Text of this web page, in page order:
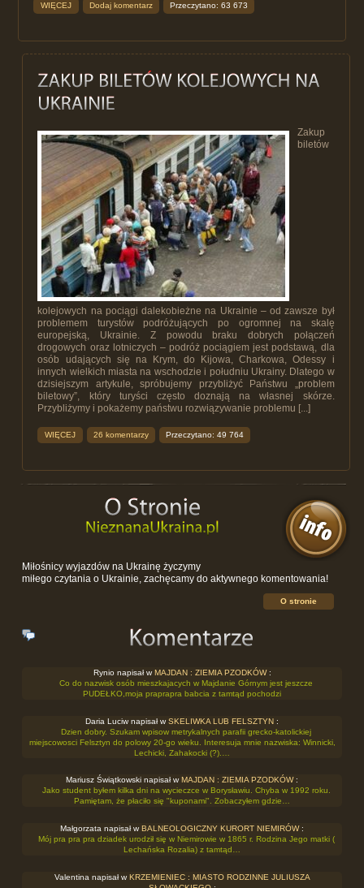
WIĘCEJ Dodaj komentarz Przeczytano: 63 673
Zakup
biletów
kolejowych na pociągi dalekobieżne na Ukrainie – od zawsze był
problemem turystów podróżujących po ogromnej na skalę
europejską, Ukrainie. Z powodu braku dobrych połączeń
drogowych oraz lotniczych – podróż pociągiem jest podstawą, dla
osób udających się na Krym, do Kijowa, Charkowa, Odessy i
innych wielkich miasta na wschodzie i południu Ukrainy. Dlatego w
dzisiejszym artykule, spróbujemy przybliżyć Państwu „problem
biletowy”, który turyści często doznają na własnej skórze.
Przybliżymy i pokażemy państwu rozwiązywanie problemu [...]
WIĘCEJ 26 komentarzy Przeczytano: 49 764
Miłośnicy wyjazdów na Ukrainę życzymy
miłego czytania o Ukrainie, zachęcamy do aktywnego komentowania!
O stronie
Rynio napisał w MAJDAN : ZIEMIA PZODKÓW:
Co do nazwisk osób mieszkajacych w Majdanie Górnym jest jeszcze
PUDEŁKO,moja praprapra babcia z tamtąd pochodzi
Daria Luciw napisał w SKELIWKA LUB FELSZTYN :
Dzien dobry. Szukam wpisow metrykalnych parafii grecko-katolickiej
miejscowosci Felsztyn do polowy 20-go wieku. Interesuja mnie nazwiska: Winnicki,
Lechicki, Zahakocki (?).…
Mariusz Świątkowski napisał w MAJDAN : ZIEMIA PZODKÓW:
Jako student byłem kilka dni na wycieczce w Borysławiu. Chyba w 1992 roku.
Pamiętam, że płaciło się "kuponami". Zobaczyłem gdzie…
Małgorzata napisał w BALNEOLOGICZNY KURORT NIEMIRÓW:
Mój pra pra pra dziadek urodził się w Niemirowie w 1865 r. Rodzina Jego matki (
Lechańska Rozalia) z tamtąd…
Valentina napisał w KRZEMIENIEC : MIASTO RODZINNE JULIUSZA